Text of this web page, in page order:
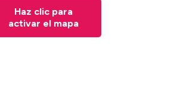
Haz clic para
activar el mapa